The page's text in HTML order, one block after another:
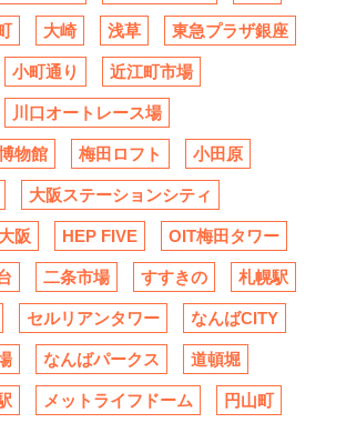
大崎 浅草 東急プラザ銀座
小町通り 近江町市場
川口オートレース場
物館 梅田ロフト 小田原
大阪ステーションシティ
阪 HEP FIVE OIT梅田タワー
二条市場 すすきの 札幌駅
セルリアンタワー なんばCITY
なんばパークス 道頓堀
メットライフドーム 円山町